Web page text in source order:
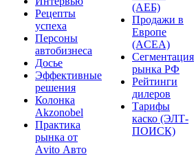
Рецепты
успеха
Персоны
автобизнеса
Досье
Эффективные
решения
Колонка
Akzonobel
Практика
рынка от
Аvito Авто
(АЕБ)
Продажи в
Европе
(ACEA)
Сегментация
рынка РФ
Рейтинги
дилеров
Тарифы
каско (ЭЛТ-
ПОИСК)